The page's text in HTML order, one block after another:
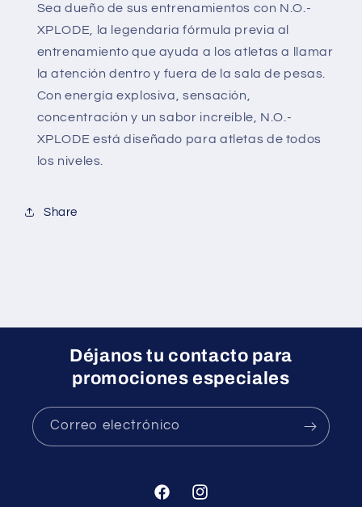
Sea dueño de sus entrenamientos con N.O.-
XPLODE, la legendaria fórmula previa al
entrenamiento que ayuda a los atletas a llamar
la atención dentro y fuera de la sala de pesas.
Con energía explosiva, sensación,
concentración y un sabor increíble, N.O.-
XPLODE está diseñado para atletas de todos
los niveles.
Share
Déjanos tu contacto para
promociones especiales
Correo electrónico
FacebookInstagram